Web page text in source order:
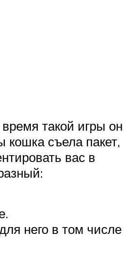
такой игры он
кошка съела пакет,
вас в
него в том числе